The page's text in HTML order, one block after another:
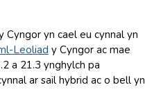
yn cael eu cynnal yn
Leoliad y Cyngor ac mae
a 21.3 ynghylch pa
ar sail hybrid ac o bell yn